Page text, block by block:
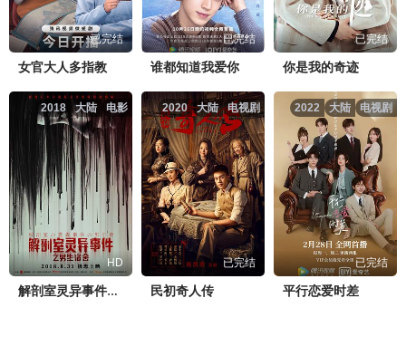
已完结
女官大人多指教
已完结
谁都知道我爱你
已完结
你是我的奇迹
电影
大陆
2018
HD
解剖室灵异事件之男生宿舍
电视剧
大陆
2020
已完结
民初奇人传
电视剧
大陆
2022
已完结
平行恋爱时差